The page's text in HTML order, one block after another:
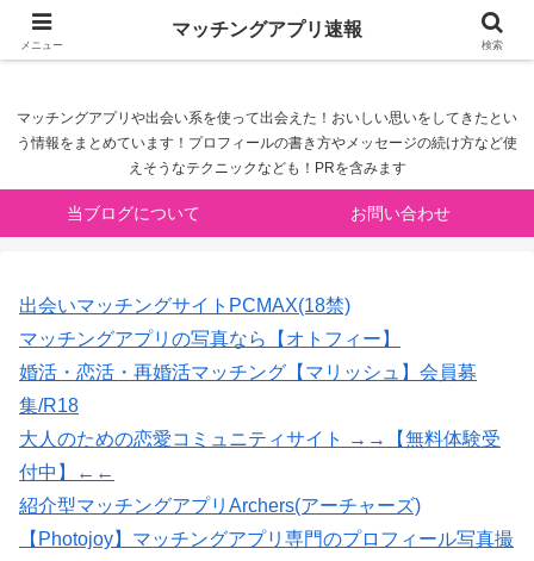
マッチングアプリ速報
マッチングアプリや出会い系を使って出会えた！おいしい思いをしてきたとい
う情報をまとめています！プロフィールの書き方やメッセージの続け方など使
えそうなテクニックなども！PRを含みます
当ブログについて お問い合わせ
出会いマッチングサイトPCMAX(18禁)
マッチングアプリの写真なら【オトフィー】
婚活・恋活・再婚活マッチング【マリッシュ】会員募
集/R18
大人のための恋愛コミュニティサイト →→【無料体験受
付中】←←
紹介型マッチングアプリArchers(アーチャーズ)
【Photojoy】マッチングアプリ専門のプロフィール写真撮
メニュー
マッチングアプリ速報
検索